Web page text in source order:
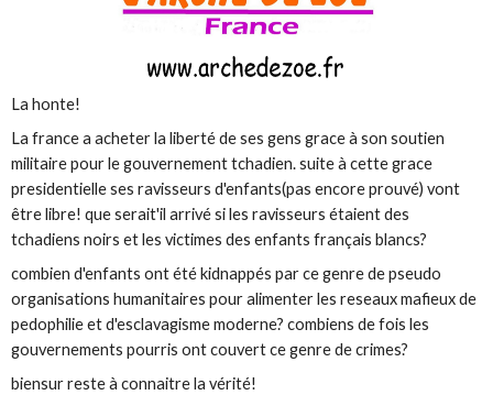
La honte!
La france a acheter la liberté de ses gens grace à son soutien
militaire pour le gouvernement tchadien. suite à cette grace
presidentielle ses ravisseurs d'enfants(pas encore prouvé) vont
être libre! que serait'il arrivé si les ravisseurs étaient des
tchadiens noirs et les victimes des enfants français blancs?
combien d'enfants ont été kidnappés par ce genre de pseudo
organisations humanitaires pour alimenter les reseaux mafieux de
pedophilie et d'esclavagisme moderne? combiens de fois les
gouvernements pourris ont couvert ce genre de crimes?
biensur reste à connaitre la vérité!